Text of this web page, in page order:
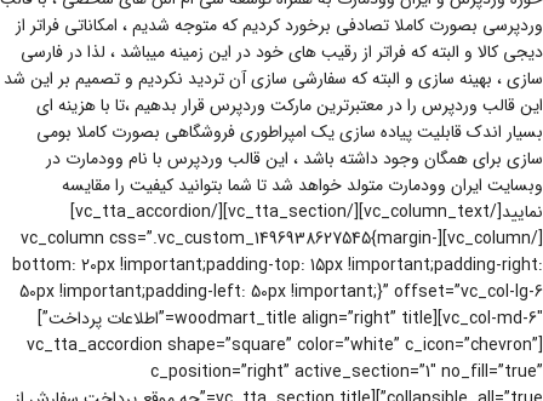
وردپرسی بصورت کاملا تصادفی برخورد کردیم که متوجه شدیم ، امکاناتی فراتر از
دیجی کالا و البته که فراتر از رقیب های خود در این زمینه میباشد ، لذا در فارسی
سازی ، بهینه سازی و البته که سفارشی سازی آن تردید نکردیم و تصمیم بر این شد
این قالب وردپرس را در معتبرترین مارکت وردپرس قرار بدهیم ،تا با هزینه ای
بسیار اندک قابلیت پیاده سازی یک امپراطوری فروشگاهی بصورت کاملا بومی
سازی برای همگان وجود داشته باشد ، این قالب وردپرس با نام وودمارت در
وبسایت ایران وودمارت متولد خواهد شد تا شما بتوانید کیفیت را مقایسه
نمایید[/vc_column_text][/vc_tta_section][/vc_tta_accordion]
[/vc_column][vc_column css=”.vc_custom_1496938627545{margin-
bottom: 20px !important;padding-top: 15px !important;padding-right:
50px !important;padding-left: 50px !important;}” offset=”vc_col-lg-6
vc_col-md-6″][woodmart_title align=”right” title=”اطلاعات پرداخت”]
[vc_tta_accordion shape=”square” color=”white” c_icon=”chevron”
c_position=”right” active_section=”1″ no_fill=”true”